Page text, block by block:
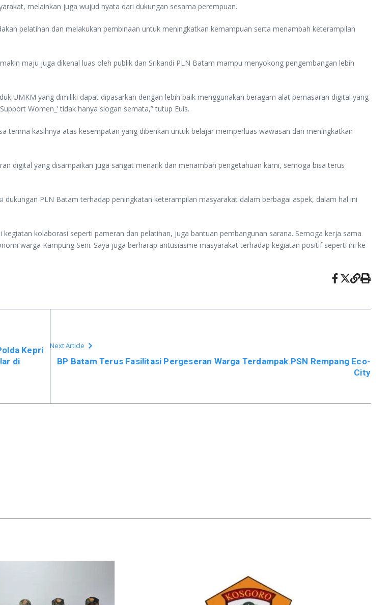
melainkan juga wujud nyata dari dukungan sesama perempuan.
pelatihan dan melakukan pembinaan untuk meningkatkan kemampuan serta menambah keterampilan
maju juga dikenal luas oleh publik dan Srikandi PLN Batam mampu menyokong pengembangan lebih
UMKM yang dimiliki dapat dipasarkan dengan lebih baik menggunakan beragam alat pemasaran digital yang
Women_’ tidak hanya slogan semata,” tutup Euis.
terima kasihnya atas kesempatan yang diberikan untuk belajar memperluas wawasan dan meningkatkan
digital yang disampaikan juga sangat menarik dan menambah pengetahuan kami, semoga bisa terus
PLN Batam terhadap peningkatan keterampilan masyarakat dalam berbagai aspek, dalam hal ini
kolaborasi seperti pameran dan pelatihan, juga bantuan pembangunan sarana. Semoga kerja sama
warga Kampung Seni. Saya juga berharap antusiasme masyarakat terhadap kegiatan positif seperti ini ke
Kepri
di
Next Article
BP Batam Terus Fasilitasi Pergeseran Warga Terdampak PSN Rempang Eco-
City